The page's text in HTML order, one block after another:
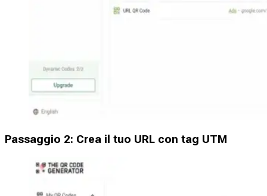
Passaggio 2: Crea il tuo URL con tag UTM